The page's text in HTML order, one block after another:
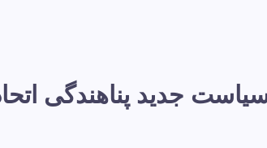
جدید پناهندگی